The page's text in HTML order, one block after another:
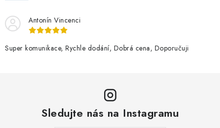
Antonín Vincenci
Super komunikace, Rychle dodání, Dobrá cena, Doporučuji
Sledujte nás na Instagramu